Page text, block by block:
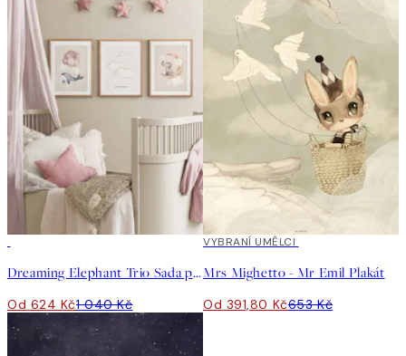
Dreaming Elephant Trio Sada plakátů
Od 624 Kč1 040 Kč
40%*
VYBRANÍ UMĚLCI
Mrs Mighetto - Mr Emil Plakát
Od 391,80 Kč653 Kč